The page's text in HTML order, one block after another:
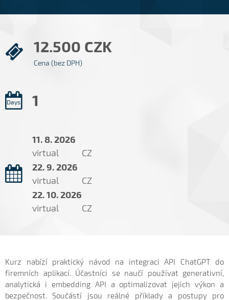
12.500 CZK
Cena (bez DPH)
Days 1
11. 8. 2026
virtual CZ
22. 9. 2026
virtual CZ
22. 10. 2026
virtual CZ
Kurz nabízí praktický návod na integraci API ChatGPT do
firemních aplikací. Účastníci se naučí používat generativní,
analytická i embedding API a optimalizovat jejich výkon a
bezpečnost. Součástí jsou reálné příklady a postupy pro